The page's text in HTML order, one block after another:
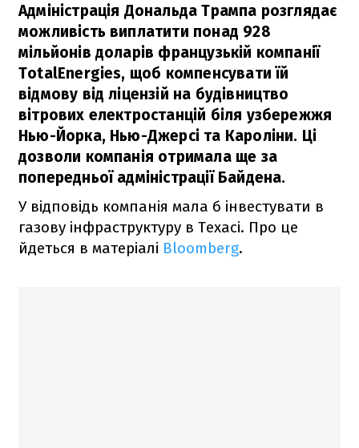
Адміністрація Дональда Трампа розглядає
можливість виплатити понад 928
мільйонів доларів французькій компанії
TotalEnergies, щоб компенсувати їй
відмову від ліцензій на будівництво
вітрових електростанцій біля узбережжя
Нью-Йорка, Нью-Джерсі та Кароліни. Ці
дозволи компанія отримала ще за
попередньої адміністрації Байдена.
У відповідь компанія мала б інвестувати в
газову інфраструктуру в Техасі. Про це
йдеться в матеріалі Bloomberg.